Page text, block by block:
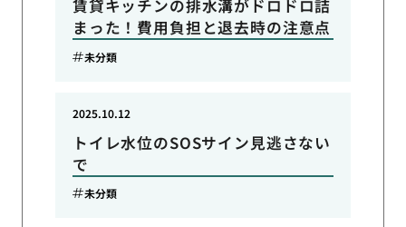
賃貸キッチンの排水溝がドロドロ詰
まった！費用負担と退去時の注意点
未分類
トイレ水位のSOSサイン見逃さない
で
2025.10.12
未分類